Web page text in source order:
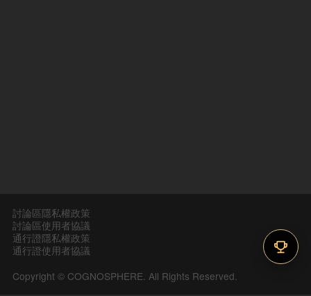
討論區隱私權政策
討論區使用者協議
通行證隱私權政策
通行證使用者協議
Copyright © COGNOSPHERE. All Rights Reserved.